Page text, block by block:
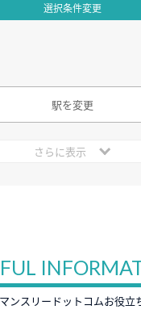
選択条件変更
駅を変更
さらに表示
ンスリードットコムお役立